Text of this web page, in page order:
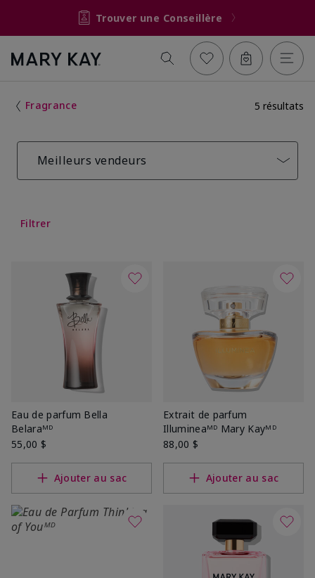
Trouver une Conseillère
Fragrance 5 résultats
Meilleurs vendeurs
Filtrer
Eau de parfum Bella
Belaraᴹᴰ
55,00 $
Ajouter au sac
Extrait de parfum
Illumineaᴹᴰ Mary Kayᴹᴰ
88,00 $
Ajouter au sac